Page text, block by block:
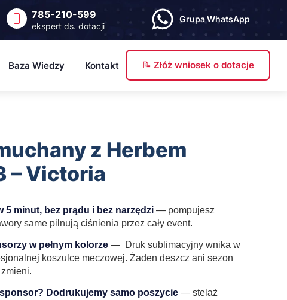
Grupa WhatsApp
785-210-599
ekspert ds. dotacji
📝 Złóż wniosek o dotacje
Baza Wiedzy
Wzory dokumentów
Słownik
Kontakt
5 minut, bez prądu i bez narzędzi — pompujesz
same pilnują ciśnienia przez cały event.
w pełnym kolorze — Druk sublimacyjny wnika w
koszulce meczowej. Żaden deszcz ani sezon
Dodrukujemy samo poszycie — stelaż
z Herbem
– Victoria